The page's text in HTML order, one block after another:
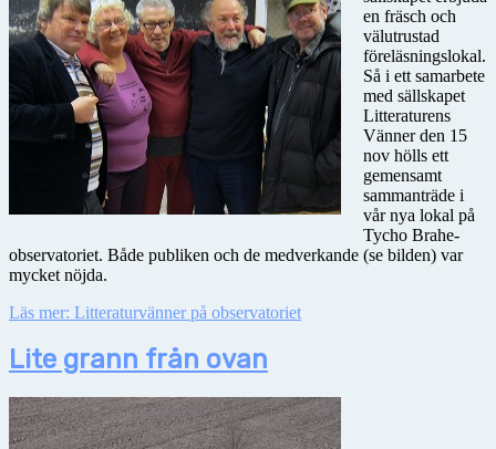
en fräsch och
välutrustad
föreläsningslokal.
Så i ett samarbete
med sällskapet
Litteraturens
Vänner den 15
nov hölls ett
gemensamt
sammanträde i
vår nya lokal på
Tycho Brahe-
observatoriet. Både publiken och de medverkande (se bilden) var
mycket nöjda.
Läs mer: Litteraturvänner på observatoriet
Lite grann från ovan